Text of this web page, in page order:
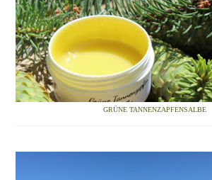
GRÜNE TANNENZAPFENSALBE